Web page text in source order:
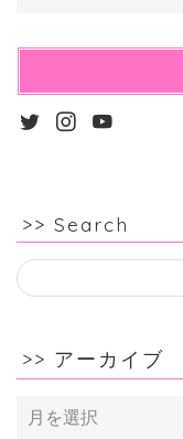
>> Search
>> アーカイブ
ア